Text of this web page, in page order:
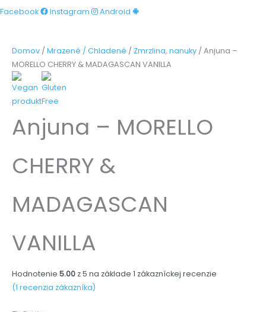
Facebook Instagram Android
Domov / Mrazené / Chladené / Zmrzlina, nanuky / Anjuna –
MORELLO CHERRY & MADAGASCAN VANILLA
Anjuna – MORELLO
CHERRY &
MADAGASCAN
VANILLA
Hodnotenie 5.00 z 5 na základe 1 zákazníckej recenzie
(1 recenzia zákazníka)